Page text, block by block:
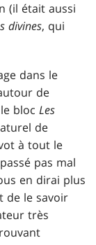
(il était aussi
divines, qui
dans le
de
le blocLes
de
à tout le
pas mal
en dirai plus
de le savoir
très